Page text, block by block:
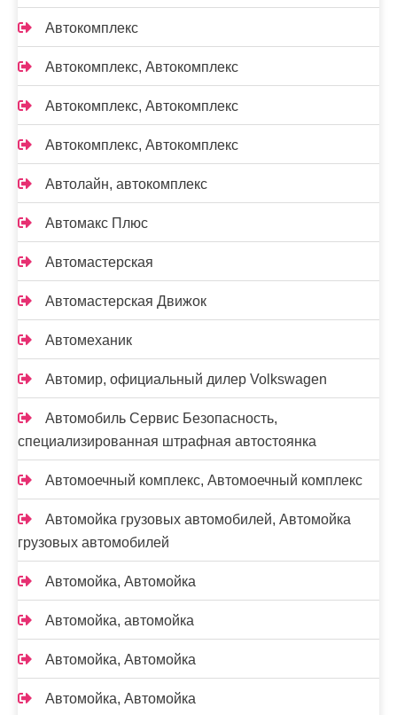
Автокомплекс
Автокомплекс, Автокомплекс
Автокомплекс, Автокомплекс
Автокомплекс, Автокомплекс
Автолайн, автокомплекс
Автомакс Плюс
Автомастерская
Автомастерская Движок
Автомеханик
Автомир, официальный дилер Volkswagen
Автомобиль Сервис Безопасность,
специализированная штрафная автостоянка
Автомоечный комплекс, Автомоечный комплекс
Автомойка грузовых автомобилей, Автомойка
грузовых автомобилей
Автомойка, Автомойка
Автомойка, автомойка
Автомойка, Автомойка
Автомойка, Автомойка